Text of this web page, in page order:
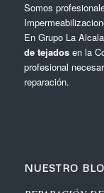
Somos
En Grupo La
de tejadosen la
profesional
reparación.
NUESTRO